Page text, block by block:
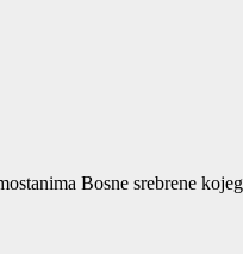
Bosne srebrene